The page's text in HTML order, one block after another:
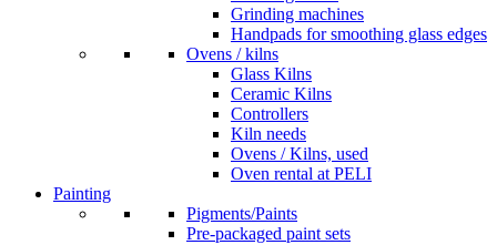
Grinding machines
Handpads for smoothing glass edges
Ovens / kilns
Glass Kilns
Ceramic Kilns
Controllers
Kiln needs
Ovens / Kilns, used
Oven rental at PELI
Painting
Pigments/Paints
Pre-packaged paint sets